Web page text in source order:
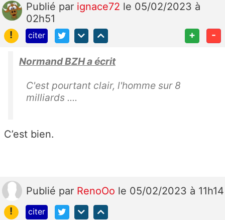
Publié par ignace72 le 05/02/2023 à
02h51
!
citer + -
Normand BZH a écrit
C'est pourtant clair, l'homme sur 8
milliards ....
C’est bien.
Publié par RenoOo le 05/02/2023 à 11h14
!
citer